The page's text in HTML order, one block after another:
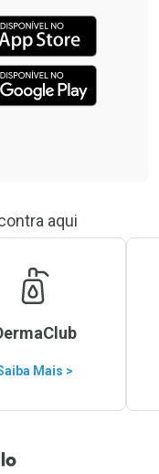
aqui
Mais >